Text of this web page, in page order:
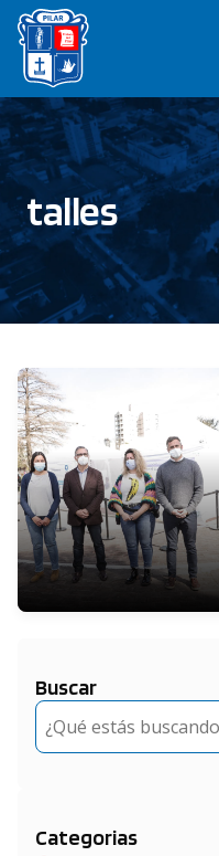
Saltar
contenido
talles
Buscar
Buscar
Categorias